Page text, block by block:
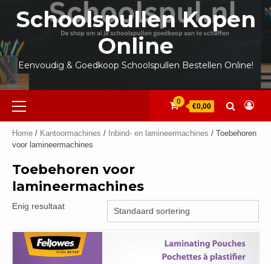
inhoud
Schoolspullen Kopen
Online
Eenvoudig & Goedkoop Schoolspullen Bestellen Online!
Primair
menu
0
€0,00
Home / Kantoormachines / Inbind- en lamineermachines / Toebehoren
voor lamineermachines
Toebehoren voor
lamineermachines
Enig resultaat